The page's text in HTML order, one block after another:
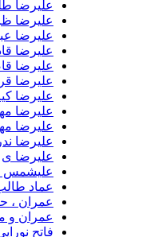
علیرضا
علیرضا
علیرضا
علیرضا
علیرضا
علیرضا
علیرضا
علیرضا
علیرضا
علیرضا
علیرضا ی
علیشمس
عماد
عمران ،
عمران و
فاتح